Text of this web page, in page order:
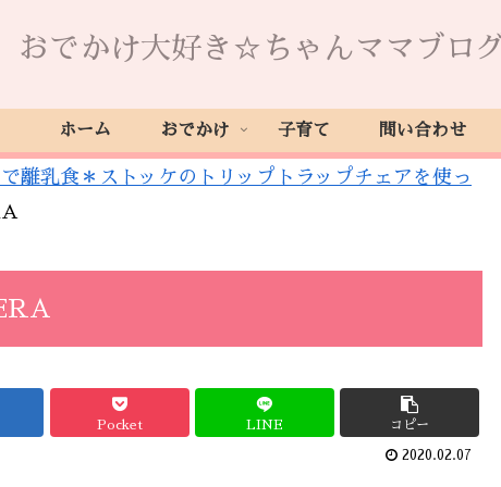
おでかけ大好き☆ちゃんママブログ
ホーム おでかけ 子育て 問い合わせ
離乳食＊ストッケのトリップトラップチェアを使っ
Pocket LINE コピー
2020.02.07